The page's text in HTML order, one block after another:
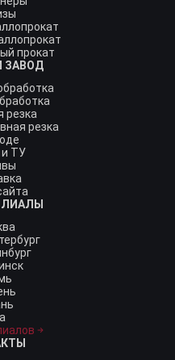
прокат
ЗАВОД
резка
резка
ТУ